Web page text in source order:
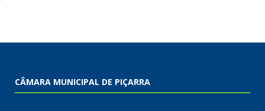
CÂMARA MUNICIPAL DE PIÇARRA